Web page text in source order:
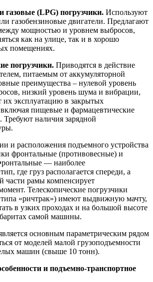
газовые (LPG) погрузчики. Используют
газобензиновые двигатели. Предлагают
мощностью и уровнем выбросов,
как на улице, так и в хорошо
помещениях.
погрузчики. Приводятся в действие
питаемым от аккумуляторной
преимущества – нулевой уровень
низкий уровень шума и вибрации,
их эксплуатацию в закрытых
пищевые и фармацевтические
Требуют наличия зарядной
и расположения подъемного устройства
фронтальные (противовесные) и
— наиболее
где груз располагается спереди, а
части рамы компенсирует
Телескопические погрузчики
«ричтрак») имеют выдвижную мачту,
в узких проходах и на большой высоте
самой машины.
основным параметрическим рядом
от моделей малой грузоподъемности
машин (свыше 10 тонн).
и подъемно-транспортное